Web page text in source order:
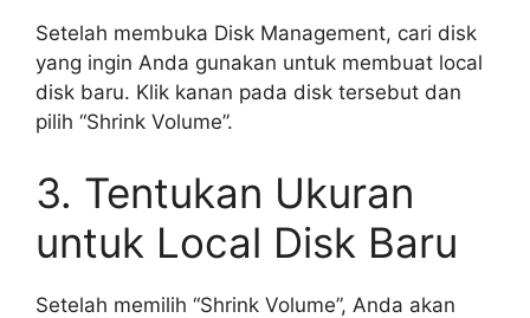
Setelah membuka Disk Management, cari disk
yang ingin Anda gunakan untuk membuat local
disk baru. Klik kanan pada disk tersebut dan
pilih “Shrink Volume”.
3. Tentukan Ukuran
untuk Local Disk Baru
Setelah memilih “Shrink Volume”, Anda akan